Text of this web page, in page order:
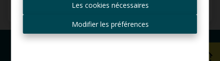
Les cookies nécessaires
Modifier les préférences
mail